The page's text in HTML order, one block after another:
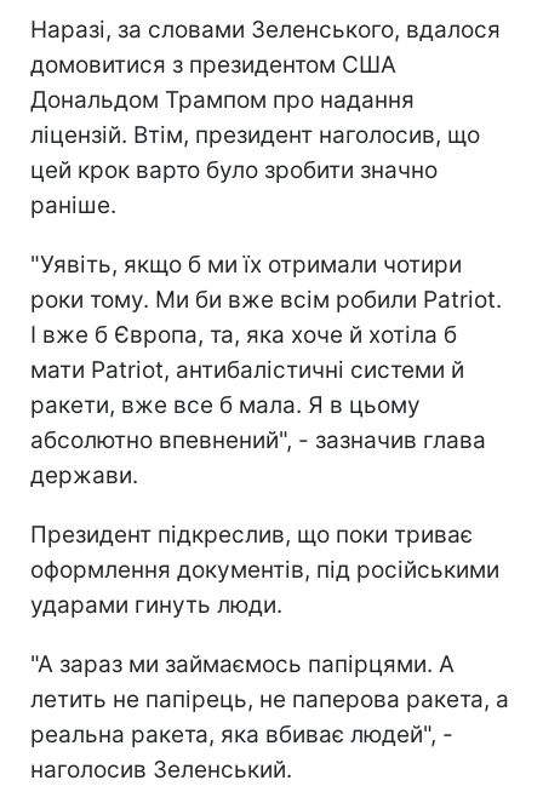
Наразі, за словами Зеленського, вдалося
домовитися з президентом США
Дональдом Трампом про надання
ліцензій. Втім, президент наголосив, що
цей крок варто було зробити значно
раніше.
"Уявіть, якщо б ми їх отримали чотири
роки тому. Ми би вже всім робили Patriot.
І вже б Європа, та, яка хоче й хотіла б
мати Patriot, антибалістичні системи й
ракети, вже все б мала. Я в цьому
абсолютно впевнений", - зазначив глава
держави.
Президент підкреслив, що поки триває
оформлення документів, під російськими
ударами гинуть люди.
"А зараз ми займаємось папірцями. А
летить не папірець, не паперова ракета, а
реальна ракета, яка вбиває людей", -
наголосив Зеленський.